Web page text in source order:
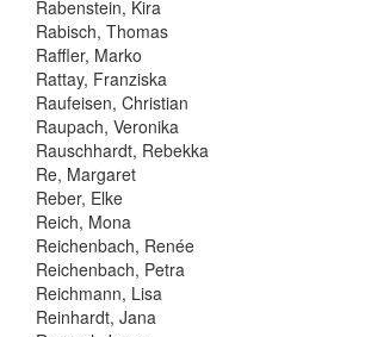
Rabenstein, Kira
Rabisch, Thomas
Raffler, Marko
Rattay, Franziska
Raufeisen, Christian
Raupach, Veronika
Rauschhardt, Rebekka
Re, Margaret
Reber, Elke
Reich, Mona
Reichenbach, Renée
Reichenbach, Petra
Reichmann, Lisa
Reinhardt, Jana